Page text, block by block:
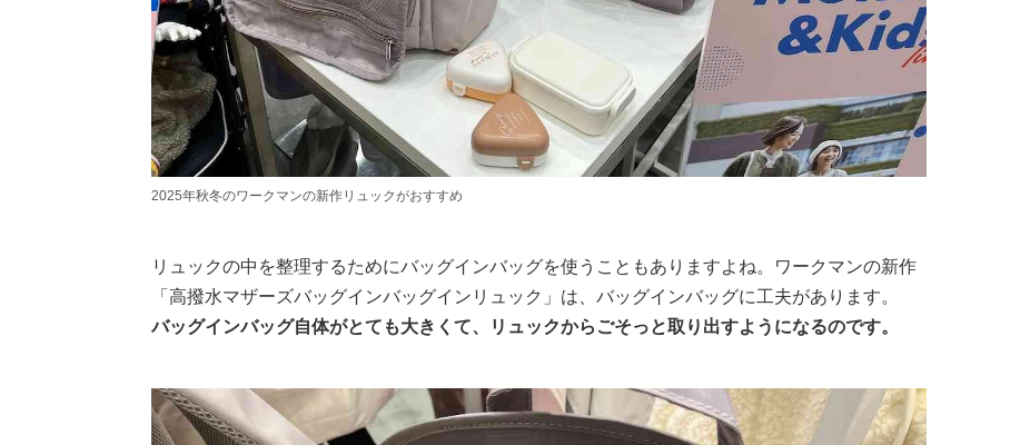
2025年秋冬のワークマンの新作リュックがおすすめ
リュックの中を整理するためにバッグインバッグを使うこともありますよね。ワークマンの新作
「高撥水マザーズバッグインバッグインリュック」は、バッグインバッグに工夫があります。
バッグインバッグ自体がとても大きくて、リュックからごそっと取り出すようになるのです。